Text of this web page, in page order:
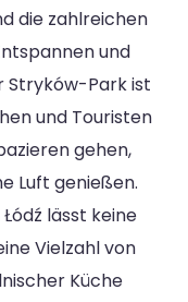
die zahlreichen
und
Stryków-Park ist
und Touristen
gehen,
Luft genießen.
lässt keine
Vielzahl von
Küche